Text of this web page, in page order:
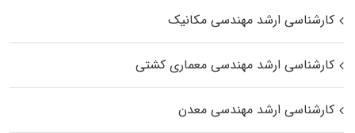
کارشناسی ارشد مهندسی مکانیک
کارشناسی ارشد مهندسی معماری کشتی
کارشناسی ارشد مهندسی معدن